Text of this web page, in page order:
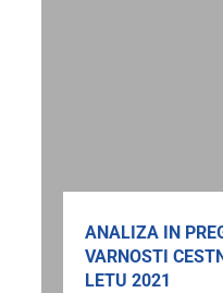
ANALIZA IN
VARNOSTI
LETU 2021